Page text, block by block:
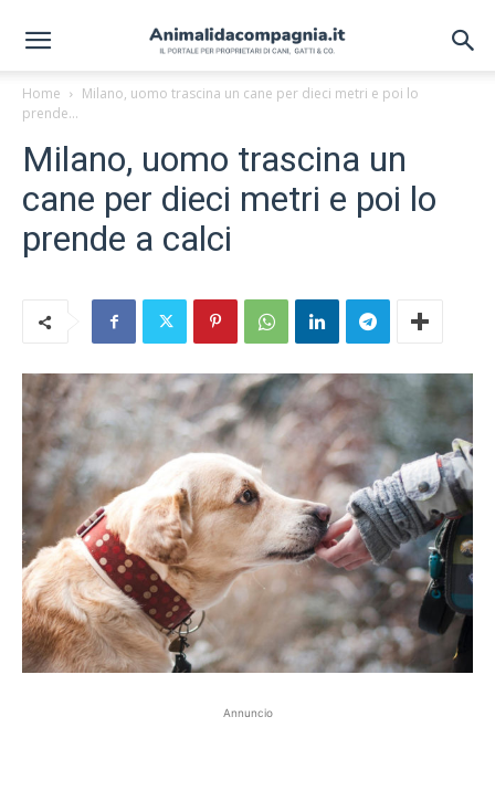
Home
Milano, uomo trascina un cane per dieci metri e poi lo
prende...
Milano, uomo trascina un
cane per dieci metri e poi lo
prende a calci
Annuncio